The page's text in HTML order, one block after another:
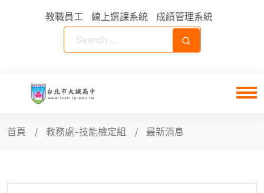
教職員工 線上選課系統 成績管理系統
首頁 教務處-技能檢定組 最新消息